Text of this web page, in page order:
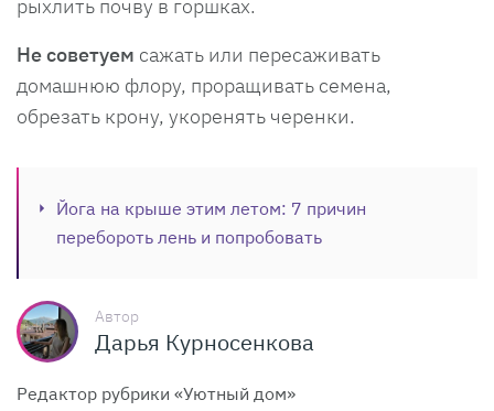
рыхлить почву в горшках.
Не советуем сажать или пересаживать
домашнюю флору, проращивать семена,
обрезать крону, укоренять черенки.
Йога на крыше этим летом: 7 причин
перебороть лень и попробовать
Автор
Дарья Курносенкова
Редактор рубрики «Уютный дом»